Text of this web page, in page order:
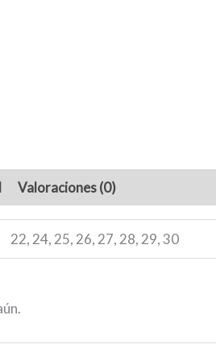
Valoraciones (0)
22, 24, 25, 26, 27, 28, 29, 30